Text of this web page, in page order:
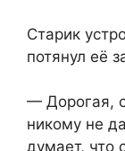
Старик
потянул её
— Дорогая,
никому не
думает, что